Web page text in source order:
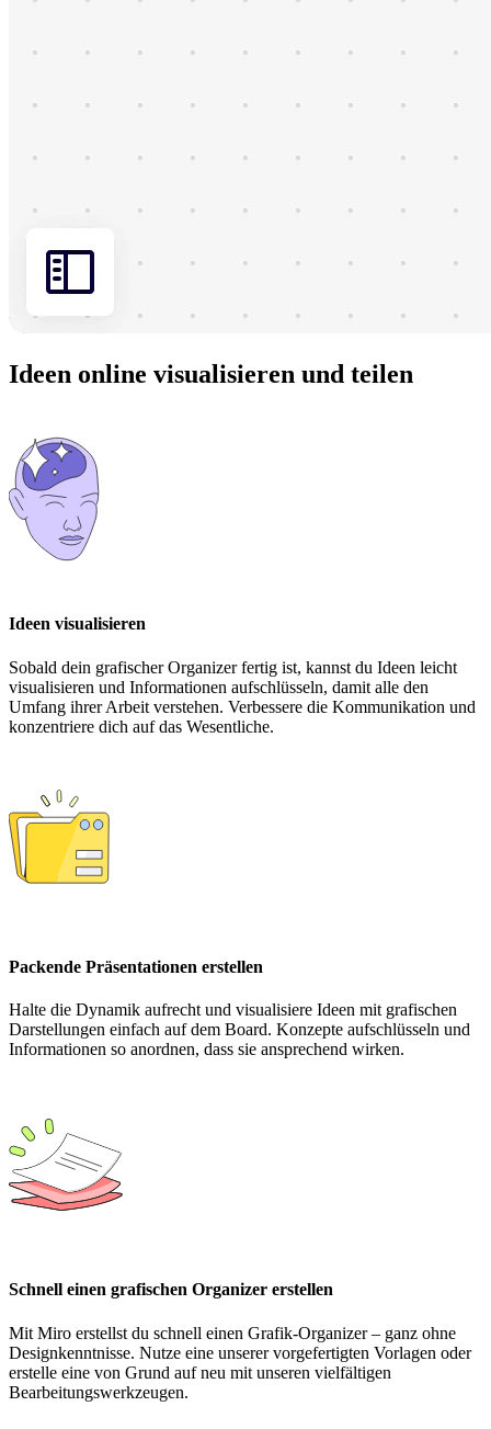
Ideen online visualisieren und teilen
Ideen visualisieren
Sobald dein grafischer Organizer fertig ist, kannst du Ideen leicht
visualisieren und Informationen aufschlüsseln, damit alle den
Umfang ihrer Arbeit verstehen. Verbessere die Kommunikation und
konzentriere dich auf das Wesentliche.
Packende Präsentationen erstellen
Halte die Dynamik aufrecht und visualisiere Ideen mit grafischen
Darstellungen einfach auf dem Board. Konzepte aufschlüsseln und
Informationen so anordnen, dass sie ansprechend wirken.
Schnell einen grafischen Organizer erstellen
Mit Miro erstellst du schnell einen Grafik-Organizer – ganz ohne
Designkenntnisse. Nutze eine unserer vorgefertigten Vorlagen oder
erstelle eine von Grund auf neu mit unseren vielfältigen
Bearbeitungswerkzeugen.